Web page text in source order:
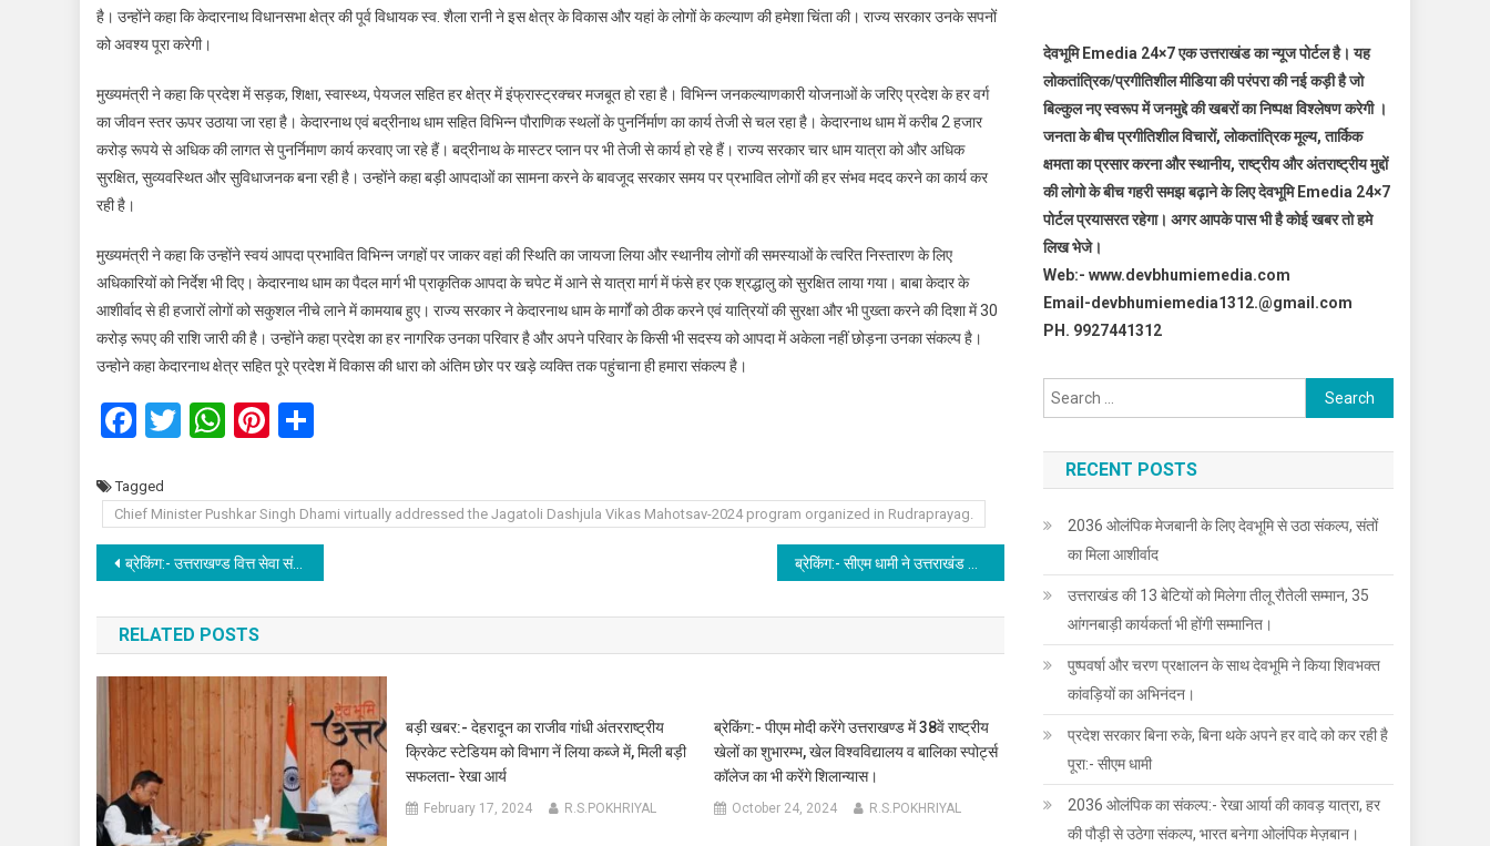
है। उन्होंने कहा कि केदारनाथ विधानसभा क्षेत्र की पूर्व विधायक स्व. शैला रानी ने इस क्षेत्र के विकास और यहां के लोगों के कल्याण की हमेशा चिंता की। राज्य सरकार उनके सपनों
को अवश्य पूरा करेगी।
मुख्यमंत्री ने कहा कि प्रदेश में सड़क, शिक्षा, स्वास्थ्य, पेयजल सहित हर क्षेत्र में इंफ्रास्ट्रक्चर मजबूत हो रहा है। विभिन्न जनकल्याणकारी योजनाओं के जरिए प्रदेश के हर वर्ग
का जीवन स्तर ऊपर उठाया जा रहा है। केदारनाथ एवं बद्रीनाथ धाम सहित विभिन्न पौराणिक स्थलों के पुनर्निर्माण का कार्य तेजी से चल रहा है। केदारनाथ धाम में करीब 2 हजार
करोड़ रूपये से अधिक की लागत से पुनर्निमाण कार्य करवाए जा रहे हैं। बद्रीनाथ के मास्टर प्लान पर भी तेजी से कार्य हो रहे हैं। राज्य सरकार चार धाम यात्रा को और अधिक
सुरक्षित, सुव्यवस्थित और सुविधाजनक बना रही है। उन्होंने कहा बड़ी आपदाओं का सामना करने के बावजूद सरकार समय पर प्रभावित लोगों की हर संभव मदद करने का कार्य कर
रही है।
मुख्यमंत्री ने कहा कि उन्होंने स्वयं आपदा प्रभावित विभिन्न जगहों पर जाकर वहां की स्थिति का जायजा लिया और स्थानीय लोगों की समस्याओं के त्वरित निस्तारण के लिए
अधिकारियों को निर्देश भी दिए। केदारनाथ धाम का पैदल मार्ग भी प्राकृतिक आपदा के चपेट में आने से यात्रा मार्ग में फंसे हर एक श्रद्धालु को सुरक्षित लाया गया। बाबा केदार के
आशीर्वाद से ही हजारों लोगों को सकुशल नीचे लाने में कामयाब हुए। राज्य सरकार ने केदारनाथ धाम के मार्गों को ठीक करने एवं यात्रियों की सुरक्षा और भी पुख्ता करने की दिशा में 30
करोड़ रूपए की राशि जारी की है। उन्होंने कहा प्रदेश का हर नागरिक उनका परिवार है और अपने परिवार के किसी भी सदस्य को आपदा में अकेला नहीं छोड़ना उनका संकल्प है।
उन्होने कहा केदारनाथ क्षेत्र सहित पूरे प्रदेश में विकास की धारा को अंतिम छोर पर खड़े व्यक्ति तक पहुंचाना ही हमारा संकल्प है।
Facebook
Twitter
WhatsApp
Pinterest
Tagged
Chief Minister Pushkar Singh Dhami virtually addressed the Jagatoli Dashjula Vikas Mahotsav-2024 program organized in Rudraprayag.
Post
navigation
ब्रेकिंग:- उत्तराखण्ड वित्त सेवा संघ का 10वाँ वार्षिक अधिवेशन में गठित हुई नई कार्यकारिणी। ब्रेकिंग:- सीएम धामी ने उत्तराखंड राज्य आपदा परिचालन केंद्र पहुँचकर राज्य के विभिन्न क्षेत्रों में हो रही बारिश की ली जानकारी, दिए आवश्यक निर्देश।
RELATED POSTS
बड़ी खबर:- देहरादून का राजीव गांधी अंतरराष्ट्रीय
क्रिकेट स्टेडियम को विभाग नें लिया कब्जे में, मिली बड़ी
सफलता- रेखा आर्य
February 17, 2024 R.S.POKHRIYAL
ब्रेकिंग:- पीएम मोदी करेंगे उत्तराखण्ड में 38वें राष्ट्रीय
खेलों का शुभारम्भ, खेल विश्वविद्यालय व बालिका स्पोर्ट्स
कॉलेज का भी करेंगे शिलान्यास।
October 24, 2024 R.S.POKHRIYAL
देवभूमि Emedia 24×7 एक उत्तराखंड का न्यूज पोर्टल है। यह
लोकतांत्रिक/प्रगीतिशील मीडिया की परंपरा की नई कड़ी है जो
बिल्कुल नए स्वरूप में जनमुद्दे की खबरों का निष्पक्ष विश्लेषण करेगी ।
जनता के बीच प्रगीतिशील विचारों, लोकतांत्रिक मूल्य, तार्किक
क्षमता का प्रसार करना और स्थानीय, राष्ट्रीय और अंतराष्ट्रीय मुद्दों
की लोगो के बीच गहरी समझ बढ़ाने के लिए देवभूमि Emedia 24×7
पोर्टल प्रयासरत रहेगा। अगर आपके पास भी है कोई खबर तो हमे
लिख भेजे।
Web:- www.devbhumiemedia.com
Email-devbhumiemedia1312.@gmail.com
PH. 9927441312
Search
for:
RECENT POSTS
2036 ओलंपिक मेजबानी के लिए देवभूमि से उठा संकल्प, संतों
का मिला आशीर्वाद
उत्तराखंड की 13 बेटियों को मिलेगा तीलू रौतेली सम्मान, 35
आंगनबाड़ी कार्यकर्ता भी होंगी सम्मानित।
पुष्पवर्षा और चरण प्रक्षालन के साथ देवभूमि ने किया शिवभक्त
कांवड़ियों का अभिनंदन।
प्रदेश सरकार बिना रुके, बिना थके अपने हर वादे को कर रही है
पूरा:- सीएम धामी
2036 ओलंपिक का संकल्प:- रेखा आर्या की कावड़ यात्रा, हर
की पौड़ी से उठेगा संकल्प, भारत बनेगा ओलंपिक मेज़बान।